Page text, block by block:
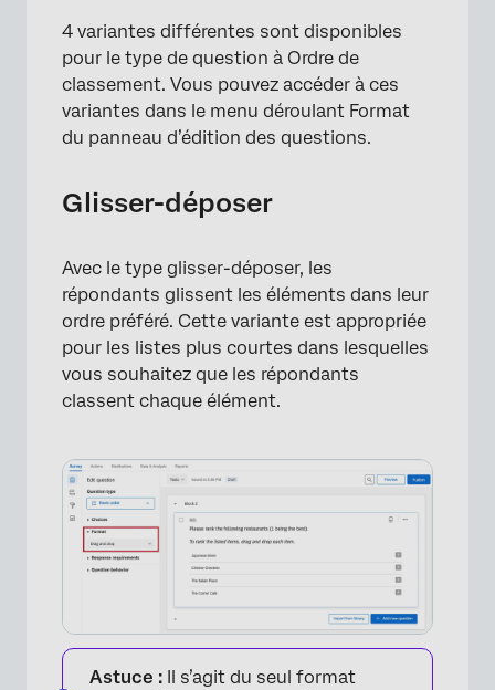
4 variantes différentes sont disponibles
pour le type de question à Ordre de
classement. Vous pouvez accéder à ces
variantes dans le menu déroulant Format
du panneau d’édition des questions.
Glisser-déposer
Avec le type glisser-déposer, les
répondants glissent les éléments dans leur
ordre préféré. Cette variante est appropriée
pour les listes plus courtes dans lesquelles
vous souhaitez que les répondants
classent chaque élément.
Astuce : Il s’agit du seul format